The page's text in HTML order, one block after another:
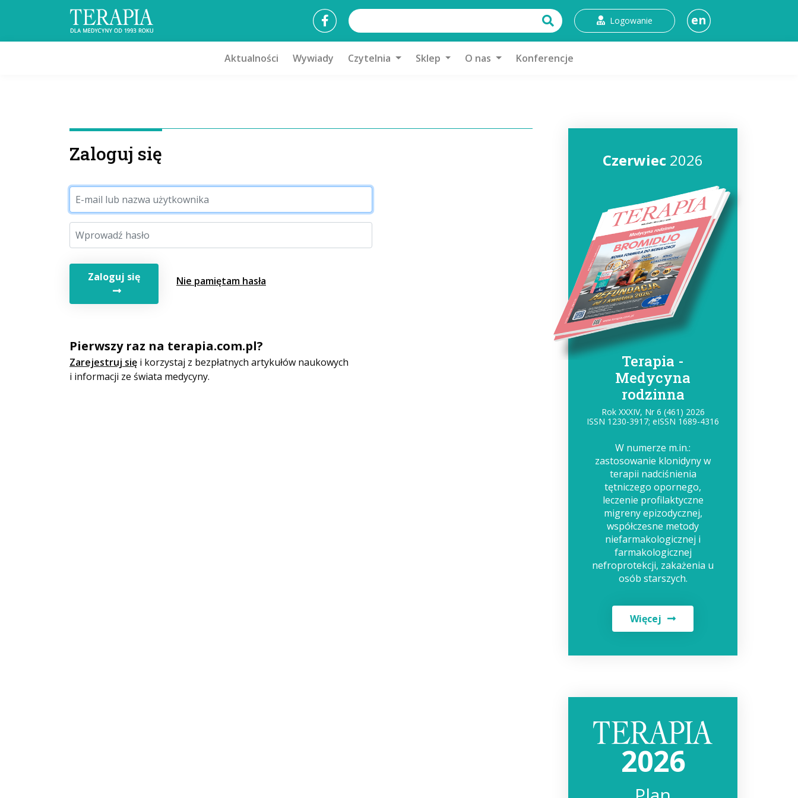
Logowanie en
Aktualności Wywiady Czytelnia Sklep O nas Konferencje
Zaloguj się
Zaloguj się Nie pamiętam hasła
Pierwszy raz na terapia.com.pl?
Zarejestruj się i korzystaj z bezpłatnych artykułów naukowych
i informacji ze świata medycyny.
Czerwiec 2026
Terapia -
Medycyna
rodzinna
Rok XXXIV, Nr 6 (461) 2026
ISSN 1230-3917; eISSN 1689-4316
W numerze m.in.:
zastosowanie klonidyny w
terapii nadciśnienia
tętniczego opornego,
leczenie profilaktyczne
migreny epizodycznej,
współczesne metody
niefarmakologicznej i
farmakologicznej
nefroprotekcji, zakażenia u
osób starszych.
Więcej
2026